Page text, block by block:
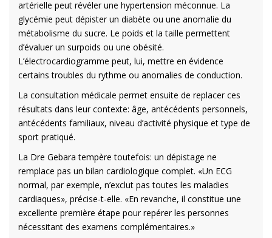
artérielle peut révéler une hypertension méconnue. La
glycémie peut dépister un diabète ou une anomalie du
métabolisme du sucre. Le poids et la taille permettent
d’évaluer un surpoids ou une obésité.
L’électrocardiogramme peut, lui, mettre en évidence
certains troubles du rythme ou anomalies de conduction.
La consultation médicale permet ensuite de replacer ces
résultats dans leur contexte: âge, antécédents personnels,
antécédents familiaux, niveau d’activité physique et type de
sport pratiqué.
La Dre Gebara tempère toutefois: un dépistage ne
remplace pas un bilan cardiologique complet. «Un ECG
normal, par exemple, n’exclut pas toutes les maladies
cardiaques», précise-t-elle. «En revanche, il constitue une
excellente première étape pour repérer les personnes
nécessitant des examens complémentaires.»